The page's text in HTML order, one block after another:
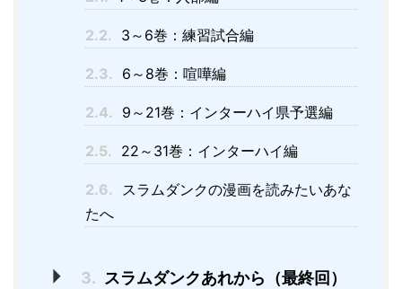
2.2. 3～6巻：練習試合編
2.3. 6～8巻：喧嘩編
2.4. 9～21巻：インターハイ県予選編
2.5. 22～31巻：インターハイ編
2.6. スラムダンクの漫画を読みたいあな
たへ
3. スラムダンクあれから（最終回）